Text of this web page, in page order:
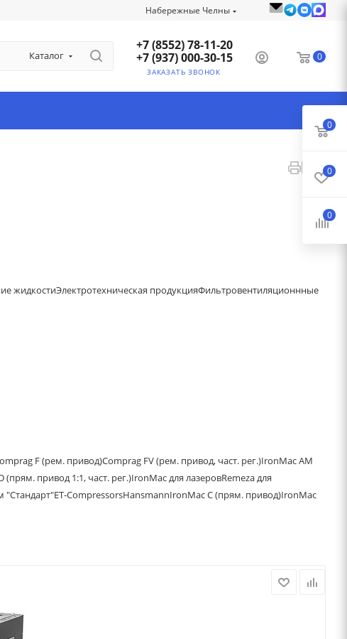
Набережные Челны
Каталог
+7 (8552) 78-11-20
+7 (937) 000-30-15
ЗАКАЗАТЬ ЗВОНОК
0
жидкостиЭлектротехническая продукцияФильтровентиляционнные
F (рем. привод)Comprag FV (рем. привод, част. рег.)IronMac AM
(прям. привод 1:1, част. рег.)IronMac для лазеровRemeza для
"Стандарт"ET-CompressorsHansmannIronMac C (прям. привод)IronMac
0
0
0